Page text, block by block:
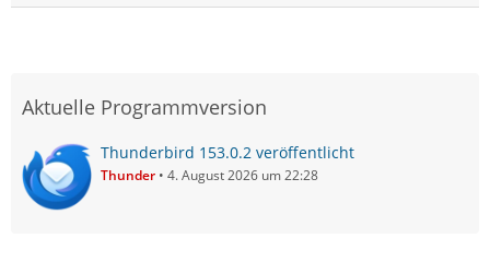
Aktuelle Programmversion
Thunderbird 153.0.2 veröffentlicht
Thunder 4. August 2026 um 22:28